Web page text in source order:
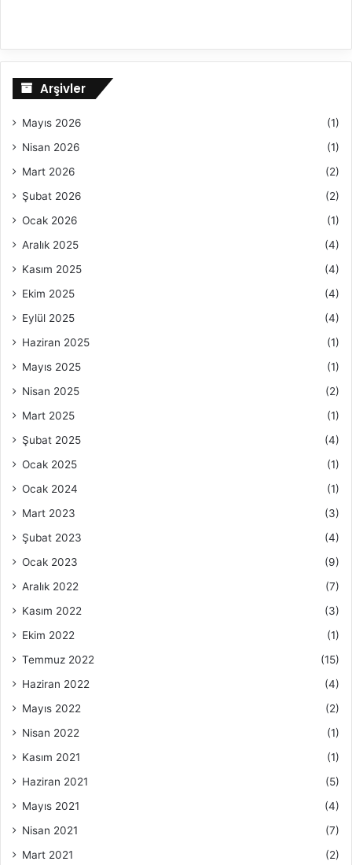
Arşivler
Mayıs 2026
(1)
Nisan 2026
(1)
Mart 2026
(2)
Şubat 2026
(2)
Ocak 2026
(1)
Aralık 2025
(4)
Kasım 2025
(4)
Ekim 2025
(4)
Eylül 2025
(4)
Haziran 2025
(1)
Mayıs 2025
(1)
Nisan 2025
(2)
Mart 2025
(1)
Şubat 2025
(4)
Ocak 2025
(1)
Ocak 2024
(1)
Mart 2023
(3)
Şubat 2023
(4)
Ocak 2023
(9)
Aralık 2022
(7)
Kasım 2022
(3)
Ekim 2022
(1)
Temmuz 2022
(15)
Haziran 2022
(4)
Mayıs 2022
(2)
Nisan 2022
(1)
Kasım 2021
(1)
Haziran 2021
(5)
Mayıs 2021
(4)
Nisan 2021
(7)
Mart 2021
(2)